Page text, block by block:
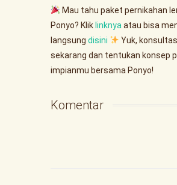
Mau tahu paket pernikahan
Ponyo? Klik linknya atau bisa
langsung disini
Yuk,
sekarang dan tentukan konsep
impianmu bersama Ponyo!
Komentar